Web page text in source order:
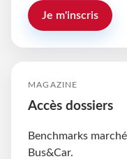
Je m'inscris
MAGAZINE
Accès dossiers
Benchmarks
Bus&Car.